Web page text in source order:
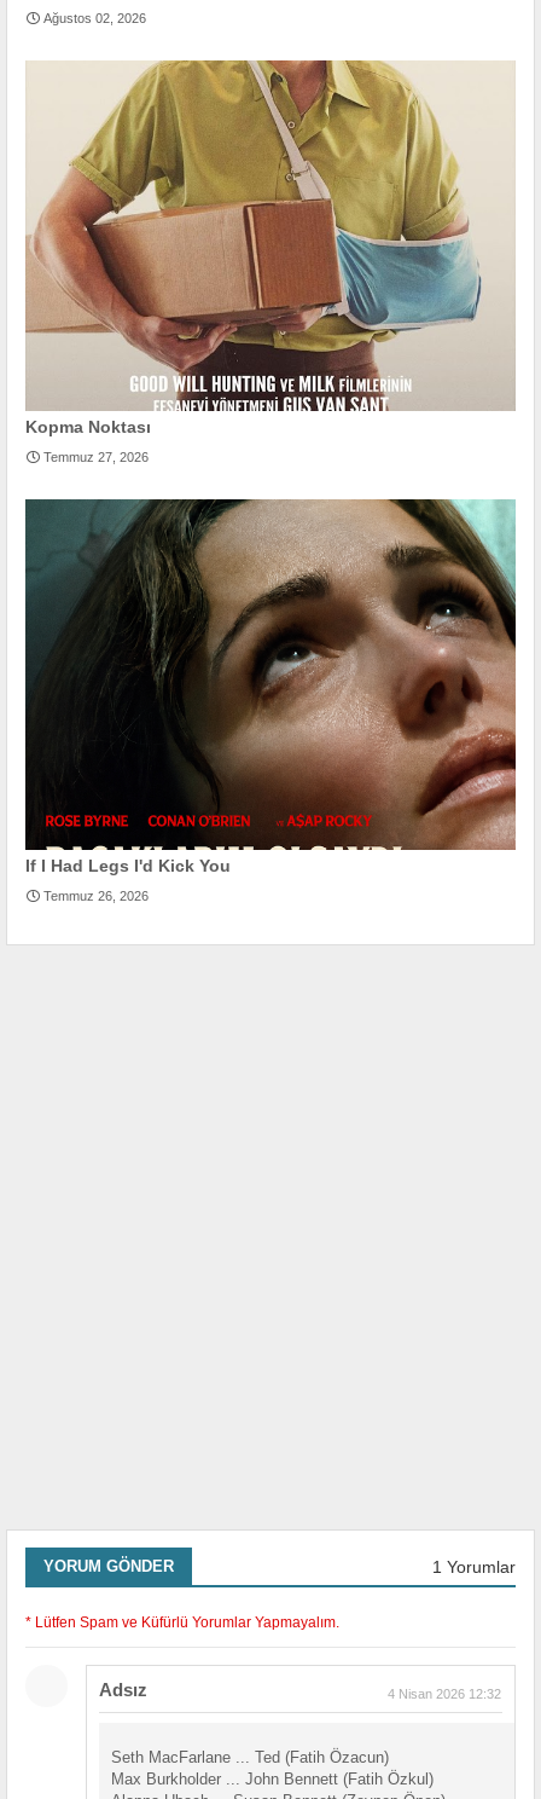
Ağustos 02, 2026
Kopma Noktası
Temmuz 27, 2026
If I Had Legs I'd Kick You
Temmuz 26, 2026
YORUM GÖNDER 1 Yorumlar
* Lütfen Spam ve Küfürlü Yorumlar Yapmayalım.
Adsız 4 Nisan 2026 12:32
Seth MacFarlane ... Ted (Fatih Özacun)
Max Burkholder ... John Bennett (Fatih Özkul)